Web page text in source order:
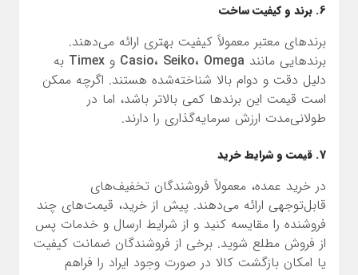
6. برند و کیفیت ساخت
برندهای معتبر معمولاً کیفیت بهتری ارائه می‌دهند.
برندهایی مانند Casio، Seiko، Omega و Timex به
دلیل دقت و دوام بالا شناخته‌شده هستند. اگرچه ممکن
است قیمت این برندها کمی بالاتر باشد، اما در
طولانی‌مدت ارزش سرمایه‌گذاری را دارند.
7. قیمت و شرایط خرید
در خرید عمده، معمولاً فروشندگان تخفیف‌های
قابل‌توجهی ارائه می‌دهند. پیش از خرید، قیمت‌های چند
فروشنده را مقایسه کنید و از شرایط ارسال و خدمات پس
از فروش مطلع شوید. برخی از فروشندگان ضمانت کیفیت
یا امکان بازگشت کالا در صورت وجود ایراد را فراهم